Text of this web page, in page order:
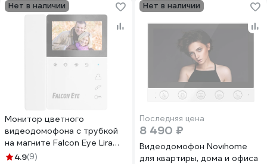
Нет в наличии
Монитор цветного
видеодомофона с трубкой
на магните Falcon Eye Lira
00-00189412
4.9(9)
Нет в наличии
Последняя цена
8 490 ₽
Видеодомофон Novihome
для квартиры, дома и офиса